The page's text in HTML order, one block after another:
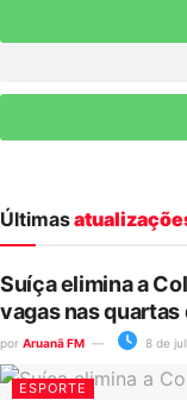
Últimas
Suíça elimina a
vagas nas quartas
por Aruanã FM 8 de
ESPORTE